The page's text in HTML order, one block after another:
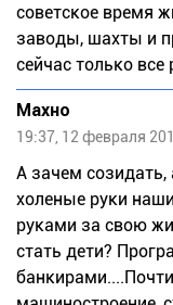
советское время
заводы, шахты и
сейчас только все
Махно
19:37, 12 февраля
А зачем
холеные руки
руками за свою
стать дети?